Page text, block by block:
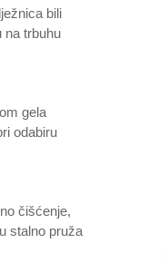
bili
na trbuhu
gela
odabiru
čišćenje,
stalno pruža